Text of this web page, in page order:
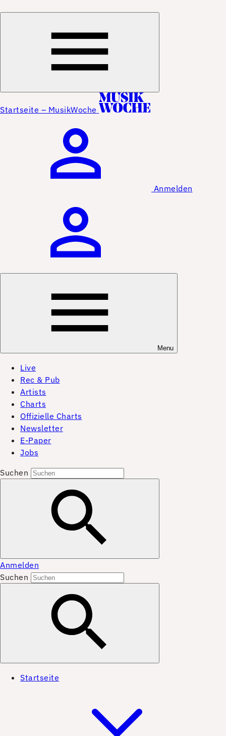
Startseite – MusikWoche
Anmelden
Menu
Live
Rec & Pub
Artists
Charts
Offizielle Charts
Newsletter
E-Paper
Jobs
Suchen
Anmelden
Suchen
Startseite